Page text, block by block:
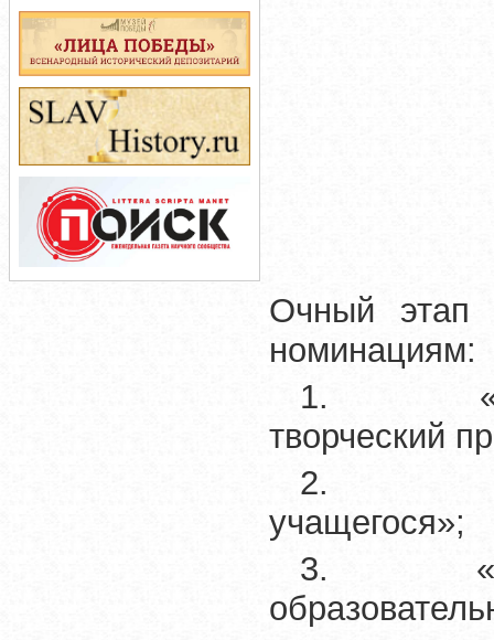
Очный этап
номинациям:
1.
творческий
2.
учащегося»;
3.